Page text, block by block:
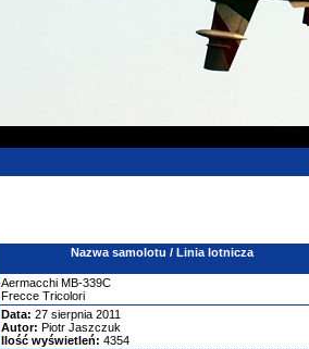
Nazwa samolotu / Linia lotnicza
Aermacchi MB-339C
Frecce Tricolori
Data: 27 sierpnia 2011
Autor: Piotr Jaszczuk
Ilość wyświetleń: 4354